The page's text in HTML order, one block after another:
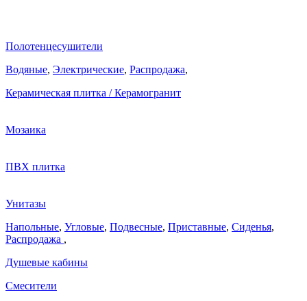
Полотенцесушители
Водяные, Электрические, Распродажа,
Керамическая плитка / Керамогранит
Мозаика
ПВХ плитка
Унитазы
Напольные, Угловые, Подвесные, Приставные, Сиденья,
Распродажа ,
Душевые кабины
Смесители